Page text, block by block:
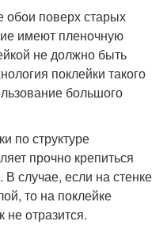
обои поверх старых
имеют пленочную
не должно быть
поклейки такого
большого
по структуре
прочно крепиться
случае, если на стенке
то на поклейке
не отразится.